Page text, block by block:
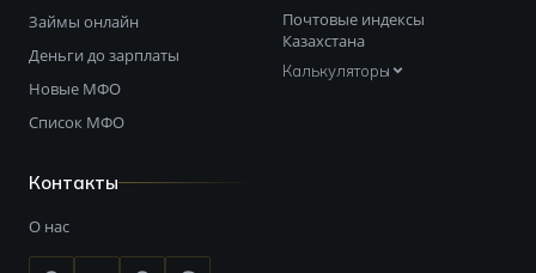
Займы онлайн
Деньги до зарплаты
Новые МФО
Список МФО
Почтовые индексы
Казахстана
Калькуляторы
Контакты
О нас